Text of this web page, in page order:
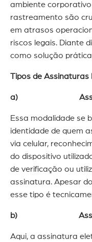
ambiente
rastreamento são
em atrasos
riscos legais. Diante
como solução
Tipos de Assinaturas
a) Assinatura
Essa modalidade se
identidade de quem
via celular,
do dispositivo
de verificação ou
assinatura. Apesar
esse tipo é
b) Assinatura
Aqui, a assinatura